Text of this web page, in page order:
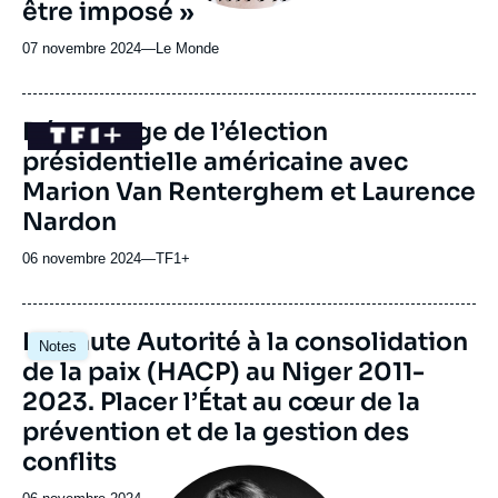
être imposé »
07 novembre 2024—Nom
journal,
ou
émission
Le Monde
Logo
Décryptage de l’élection
présidentielle américaine avec
Marion Van Renterghem et Laurence
Nardon
06 novembre 2024—Nom
journal,
ou
émission
TF1+
Notes
Image
principale
La Haute Autorité à la consolidation
de la paix (HACP) au Niger 2011-
2023. Placer l’État au cœur de la
prévention et de la gestion des
conflits
principale